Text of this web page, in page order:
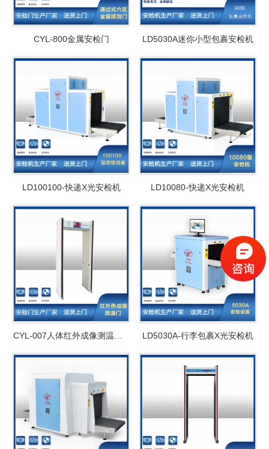
CYL-800金属安检门 LD5030A迷你小型包裹安检机
LD100100-快递X光安检机 LD10080-快递X光安检机
LD5030A-行李包裹X光安检机